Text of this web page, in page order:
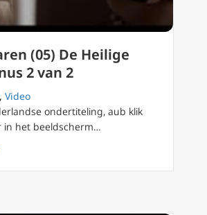
(05) De Heilige
2 van 2
, Video
ondertiteling, aub klik
in het beeldscherm…
Kerkleraren (05) De Heilige